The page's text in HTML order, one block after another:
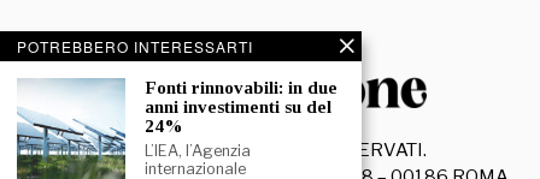
© 2026- TUTTI I DIRITTI RISERVATI.
POTREBBERO INTERESSARTI
Fonti rinnovabili: in due
anni investimenti su del
24%
L’IEA, l’Agenzia
internazionale